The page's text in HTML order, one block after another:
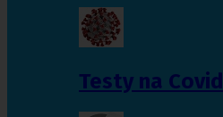
Testy na Covid